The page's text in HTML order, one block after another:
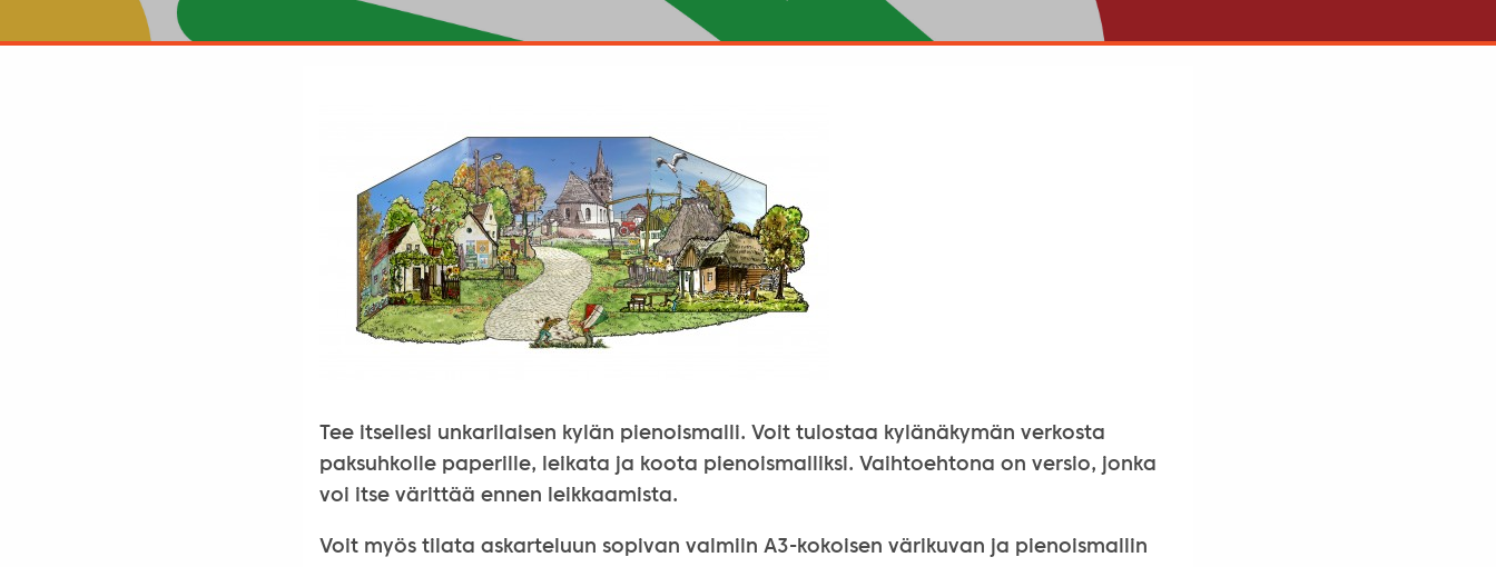
Tee itsellesi unkarilaisen kylän pienoismalli. Voit tulostaa kylänäkymän verkosta
paksuhkolle paperille, leikata ja koota pienoismalliksi. Vaihtoehtona on versio, jonka
voi itse värittää ennen leikkaamista.
Voit myös tilata askarteluun sopivan valmiin A3-kokoisen värikuvan ja pienoismallin